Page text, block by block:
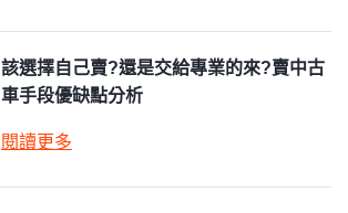
該選擇自己賣?還是交給專業的來?賣中古
車手段優缺點分析
閱讀更多